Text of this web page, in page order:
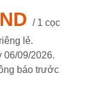
/ 1 cọc
lẻ.
06/09/2026.
báo trước